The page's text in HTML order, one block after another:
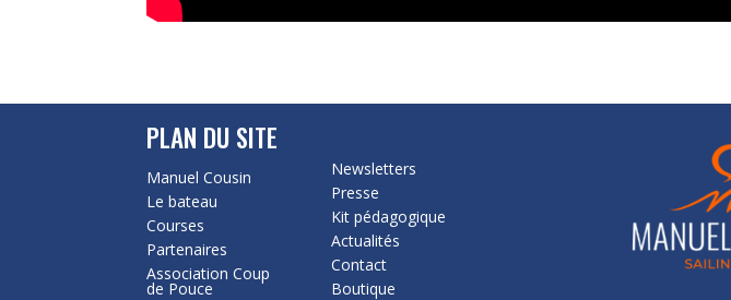
PLAN DU SITE
Manuel Cousin
Le bateau
Courses
Partenaires
Association Coup
de Pouce
Newsletters
Presse
Kit pédagogique
Actualités
Contact
Boutique